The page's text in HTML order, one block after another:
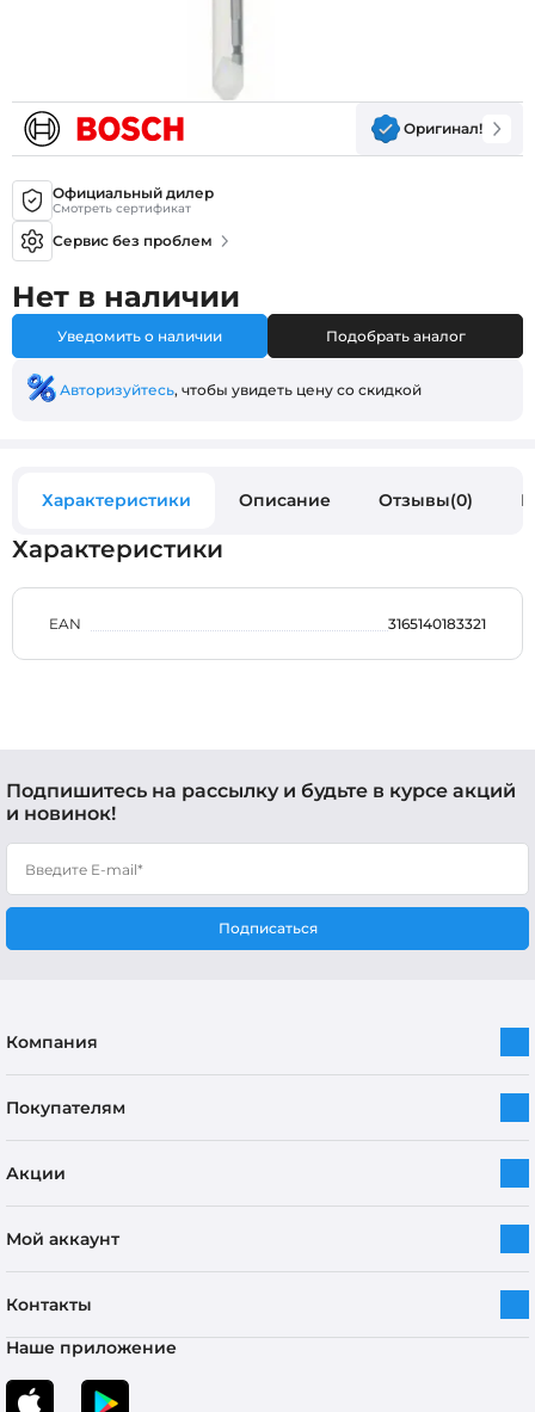
Оригинал!
Официальный дилер
Смотреть сертификат
Сервис без проблем
Нет в наличии
Уведомить о наличии Подобрать аналог
Авторизуйтесь, чтобы увидеть цену со скидкой
Характеристики Описание Отзывы(0)
Характеристики
EAN 3165140183321
Подпишитесь на рассылку и будьте в курсе акций
и новинок!
Подписаться
Компания
Покупателям
Акции
Мой аккаунт
Контакты
Наше приложение